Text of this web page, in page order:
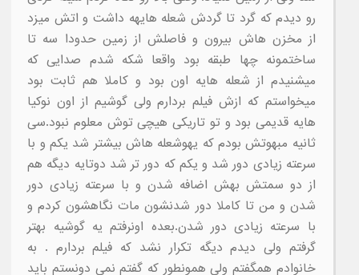
رو دیدم که گرد تا گردش شعله هایهه داشت و اتش میزد
از مخزن هاش بیرون و فاصلش از زمین حدودا سه تا
ساختمونه چها طبقه بود واقعا شکه شدم صدایی که
میشنیدم از شعله هایه اون بود و کاملا هم ثابت بود
میخواستم که ازش فیلم بردارم ولی گوشیم از اون نوکیا
هایه قدیمی بود و تو تاریکی هیچی توش معلوم نبود.سی
ثانیه مبهوتش بودم که یهوشعله هاش بیشتر شد یکم و با
سرعته زیادی دور شد و یکم که دور تر شد دوتایه دیگه هم
از دو سمتش بهش اضافه شدن و با سرعته زیادی دور
شدن و من تا کاملا دور شدنشون مات نگاهشون کردم و
با سرعته زیادی دور شدن.بعده اونرفتم یه گوشیه بهتر
گرفتم ولی دیدم دیگه تکرار نشد که فیلم بردارم . به
خانوادم همگفتم ولی همونطور که گفتم نمی دونستم باید